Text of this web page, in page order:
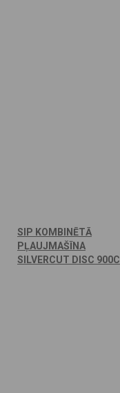
SIP KOMBINĒTĀ
PĻAUJMAŠĪNA
SILVERCUT DISC 900C